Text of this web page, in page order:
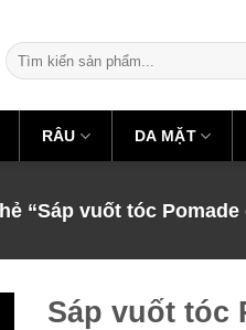
Tìm
kiếm:
RÂU DA MẶT
“Sáp vuốt tóc
Sáp vuốt tóc